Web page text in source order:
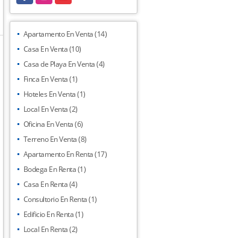
Apartamento En Venta (14)
Casa En Venta (10)
Casa de Playa En Venta (4)
Finca En Venta (1)
Hoteles En Venta (1)
Local En Venta (2)
Oficina En Venta (6)
Terreno En Venta (8)
Apartamento En Renta (17)
Bodega En Renta (1)
Casa En Renta (4)
Consultorio En Renta (1)
Edificio En Renta (1)
Local En Renta (2)